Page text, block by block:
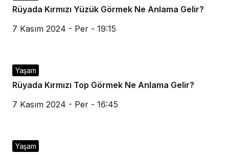
Rüyada Kırmızı Yüzük Görmek Ne Anlama Gelir?
7 Kasım 2024 - Per - 19:15
Yaşam
Rüyada Kırmızı Top Görmek Ne Anlama Gelir?
7 Kasım 2024 - Per - 16:45
Yaşam